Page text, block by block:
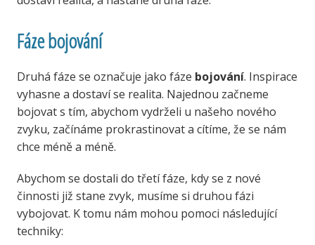
Fáze bojování
Druhá fáze se označuje jako fáze bojování. Inspirace
vyhasne a dostaví se realita. Najednou začneme
bojovat s tím, abychom vydrželi u našeho nového
zvyku, začínáme prokrastinovat a cítíme, že se nám
chce méně a méně.
Abychom se dostali do třetí fáze, kdy se z nové
činnosti již stane zvyk, musíme si druhou fázi
vybojovat. K tomu nám mohou pomoci následující
techniky: